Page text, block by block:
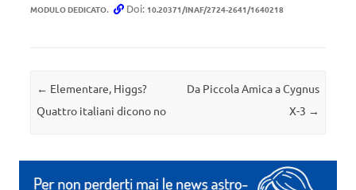
MODULO DEDICATO. Doi: 10.20371/INAF/2724-2641/1640218
Navigazione articolo
← Elementare, Higgs?
Quattro italiani dicono no
Da Piccola Amica a Cygnus
X-3 →